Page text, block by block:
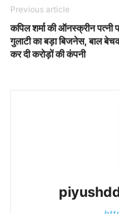
Previous article
कपिल शर्मा की ऑनस्क्रीन पत्नी
गुलाटी का बड़ा बिजनेस, बाल
कर दी करोड़ों की कंपनी